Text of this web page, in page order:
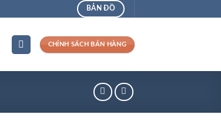
BẢN ĐỒ
CHÍNH SÁCH BÁN HÀNG